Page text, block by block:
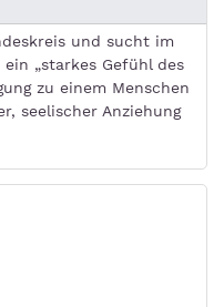
und sucht im
„starkes Gefühl des
zu einem Menschen
seelischer Anziehung